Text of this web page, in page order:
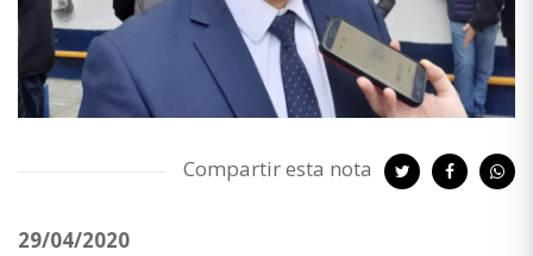
Compartir esta nota
29/04/2020